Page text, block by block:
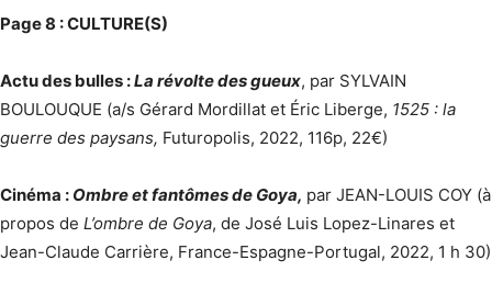
Page 8 : CULTURE(S)
Actu des bulles :La révolte des gueux, par SYLVAIN
BOULOUQUE (a/s Gérard Mordillat et Éric Liberge, 1525 : la
guerre des paysans, Futuropolis, 2022, 116p, 22€)
Cinéma : Ombre et fantômes de Goya, par JEAN-LOUIS COY (à
propos de L’ombre de Goya, de José Luis Lopez-Linares et
Jean-Claude Carrière, France-Espagne-Portugal, 2022, 1 h 30)